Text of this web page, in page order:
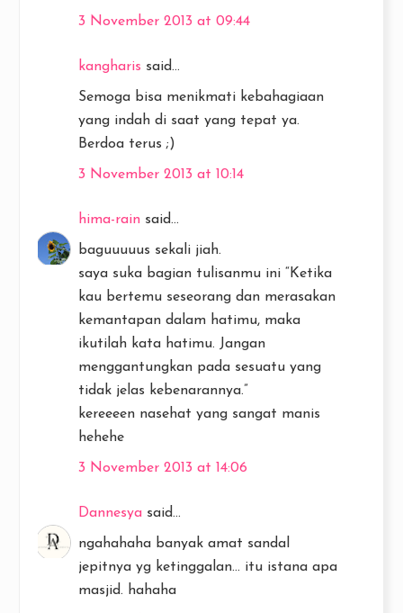
3 November 2013 at 09:44
kangharis said...
Semoga bisa menikmati kebahagiaan
yang indah di saat yang tepat ya.
Berdoa terus ;)
3 November 2013 at 10:14
hima-rain said...
baguuuuus sekali jiah.
saya suka bagian tulisanmu ini “Ketika
kau bertemu seseorang dan merasakan
kemantapan dalam hatimu, maka
ikutilah kata hatimu. Jangan
menggantungkan pada sesuatu yang
tidak jelas kebenarannya.”
kereeeen nasehat yang sangat manis
hehehe
3 November 2013 at 14:06
Dannesya said...
ngahahaha banyak amat sandal
jepitnya yg ketinggalan... itu istana apa
masjid. hahaha